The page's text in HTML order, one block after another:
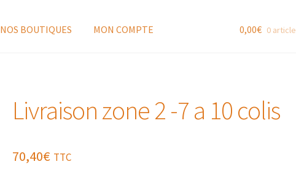
NOS BOUTIQUES MON COMPTE 0,00€ 0 article
Livraison zone 2 -7 a 10 colis
70,40€ TTC